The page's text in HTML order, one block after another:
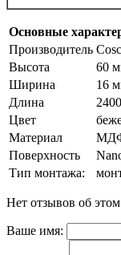
Основные
Производитель
Высота
60
Ширина
16
Длина
Цвет
Материал
Поверхность
Тип монтажа:
Нет отзывов об этом
Ваше имя: